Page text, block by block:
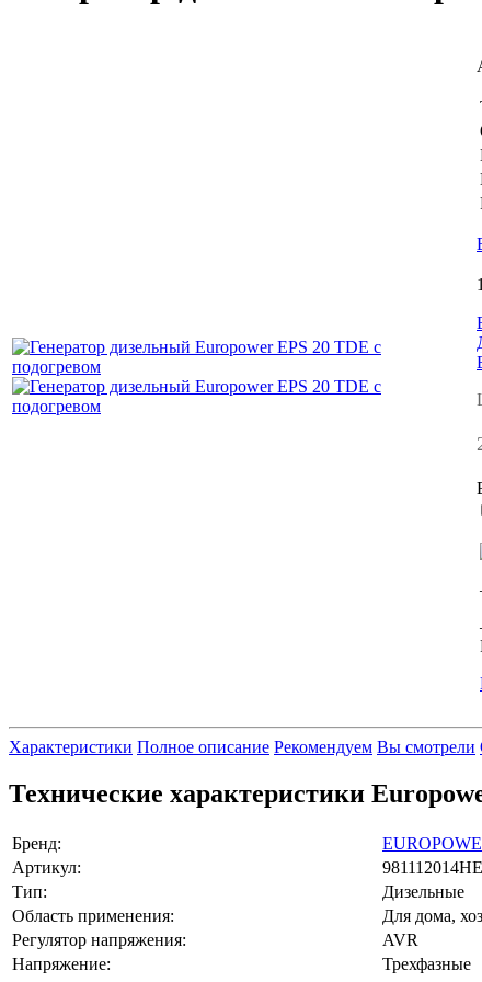
Характеристики Полное описание Рекомендуем Вы смотрели
Технические характеристики
Бренд:
Артикул:
Тип:
Дизельные
Область применения:
Для дома,
Регулятор напряжения:
AVR
Напряжение:
Трехфазные